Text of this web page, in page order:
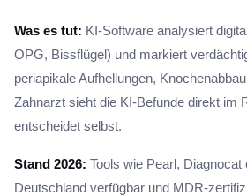
Was es tut: KI-Software analysiert
OPG, Bissflügel) und markiert
periapikale Aufhellungen,
Zahnarzt sieht die KI-Befunde direkt im
entscheidet selbst.
Stand 2026: Tools wie Pearl,
Deutschland verfügbar und MDR-